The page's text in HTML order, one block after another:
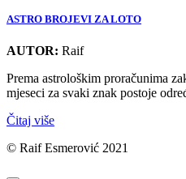
ASTRO BROJEVI ZA LOTO
AUTOR: Raif
Prema astrološkim proračunima
mjeseci za svaki znak postoje
Čitaj više
© Raif Esmerović 2021